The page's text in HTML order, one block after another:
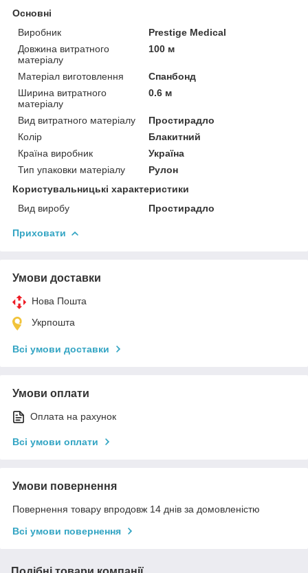
Основні
Виробник
Prestige Medical
Довжина витратного
матеріалу
100 м
Матеріал виготовлення
Спанбонд
Ширина витратного
матеріалу
0.6 м
Вид витратного матеріалу
Простирадло
Колір
Блакитний
Країна виробник
Україна
Тип упаковки матеріалу
Рулон
Користувальницькі характеристики
Вид виробу
Простирадло
Приховати
Умови доставки
Нова Пошта
Укрпошта
Всі умови доставки
Умови оплати
Оплата на рахунок
Всі умови оплати
Умови повернення
Повернення товару впродовж 14 днів за домовленістю
Всі умови повернення